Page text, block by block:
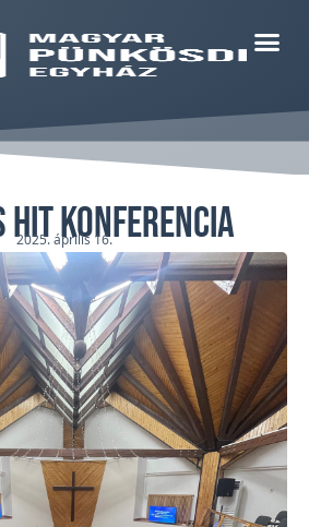
hit konferencia
2025. április 16.